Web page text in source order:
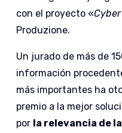
con el proyecto «
Produzione.
Un jurado de más de
información
más importantes ha
premio a la mejor
por la relevancia de